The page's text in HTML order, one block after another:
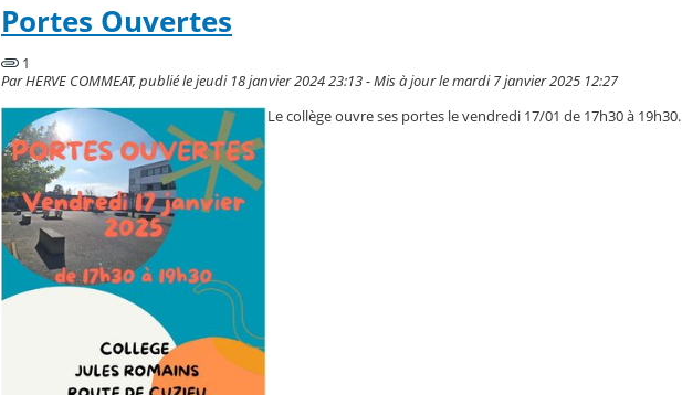
Portes Ouvertes
1
Par HERVE COMMEAT, publié le jeudi 18 janvier 2024 23:13 - Mis à jour le mardi 7 janvier 2025 12:27
Le collège ouvre ses portes le vendredi 17/01 de 17h30 à 19h30.